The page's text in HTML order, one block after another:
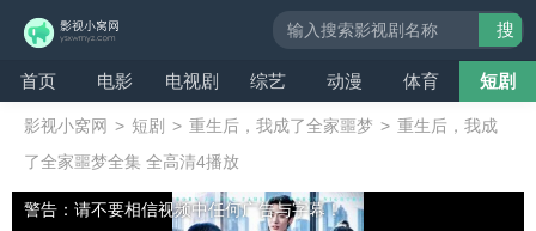
首页 电影 电视剧 综艺 动漫 体育 短剧
搜
索
影视小窝网 > 短剧 > 重生后，我成了全家噩梦 > 重生后，我成
了全家噩梦全集 全高清4播放
警告：请不要相信视频中任何广告与字幕！